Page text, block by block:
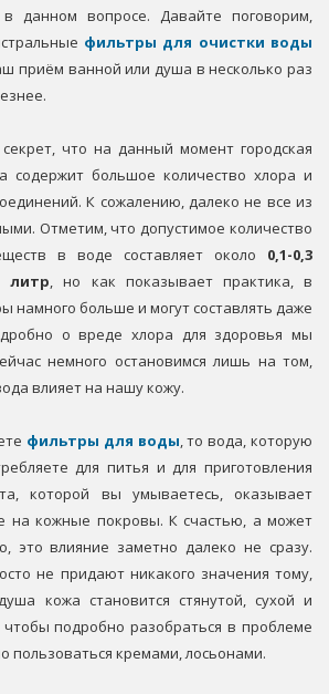
данном вопросе. Давайте поговорим,
фильтры для очистки воды
приём ванной или душа в несколько раз
что на данный момент городская
содержит большое количество хлора и
К сожалению, далеко не все из
Отметим, что допустимое количество
в воде составляет около 0,1-0,3
литр, но как показывает практика, в
намного больше и могут составлять даже
о вреде хлора для здоровья мы
немного остановимся лишь на том,
влияет на нашу кожу.
фильтры для воды, то вода, которую
для питья и для приготовления
которой вы умываетесь, оказывает
на кожные покровы. К счастью, а может
это влияние заметно далеко не сразу.
не придают никакого значения тому,
кожа становится стянутой, сухой и
чтобы подробно разобраться в проблеме
пользоваться кремами, лосьонами.